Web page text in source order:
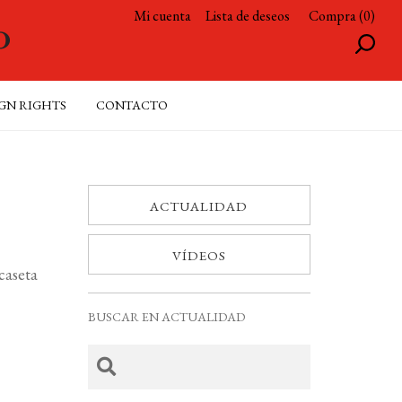
Mi cuenta Lista de deseos Compra (0)
RIGHTS CONTACTO
ACTUALIDAD
VÍDEOS
BUSCAR EN ACTUALIDAD